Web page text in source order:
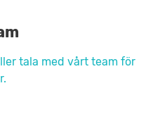
tala med vårt team för